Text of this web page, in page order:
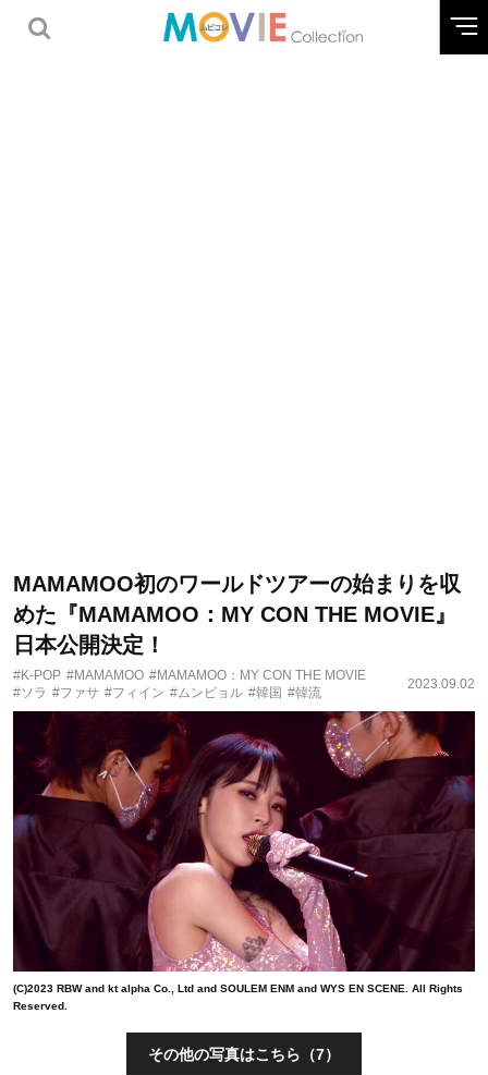
MAMAMOO初のワールドツアーの始まりを収
めた『MAMAMOO：MY CON THE MOVIE』
日本公開決定！
#K-POP #MAMAMOO #MAMAMOO：MY CON THE MOVIE
#ソラ #ファサ #フィイン #ムンビョル #韓国 #韓流
2023.09.02
(C)2023 RBW and kt alpha Co., Ltd and SOULEM ENM and WYS EN SCENE. All Rights
Reserved.
その他の写真はこちら（7）